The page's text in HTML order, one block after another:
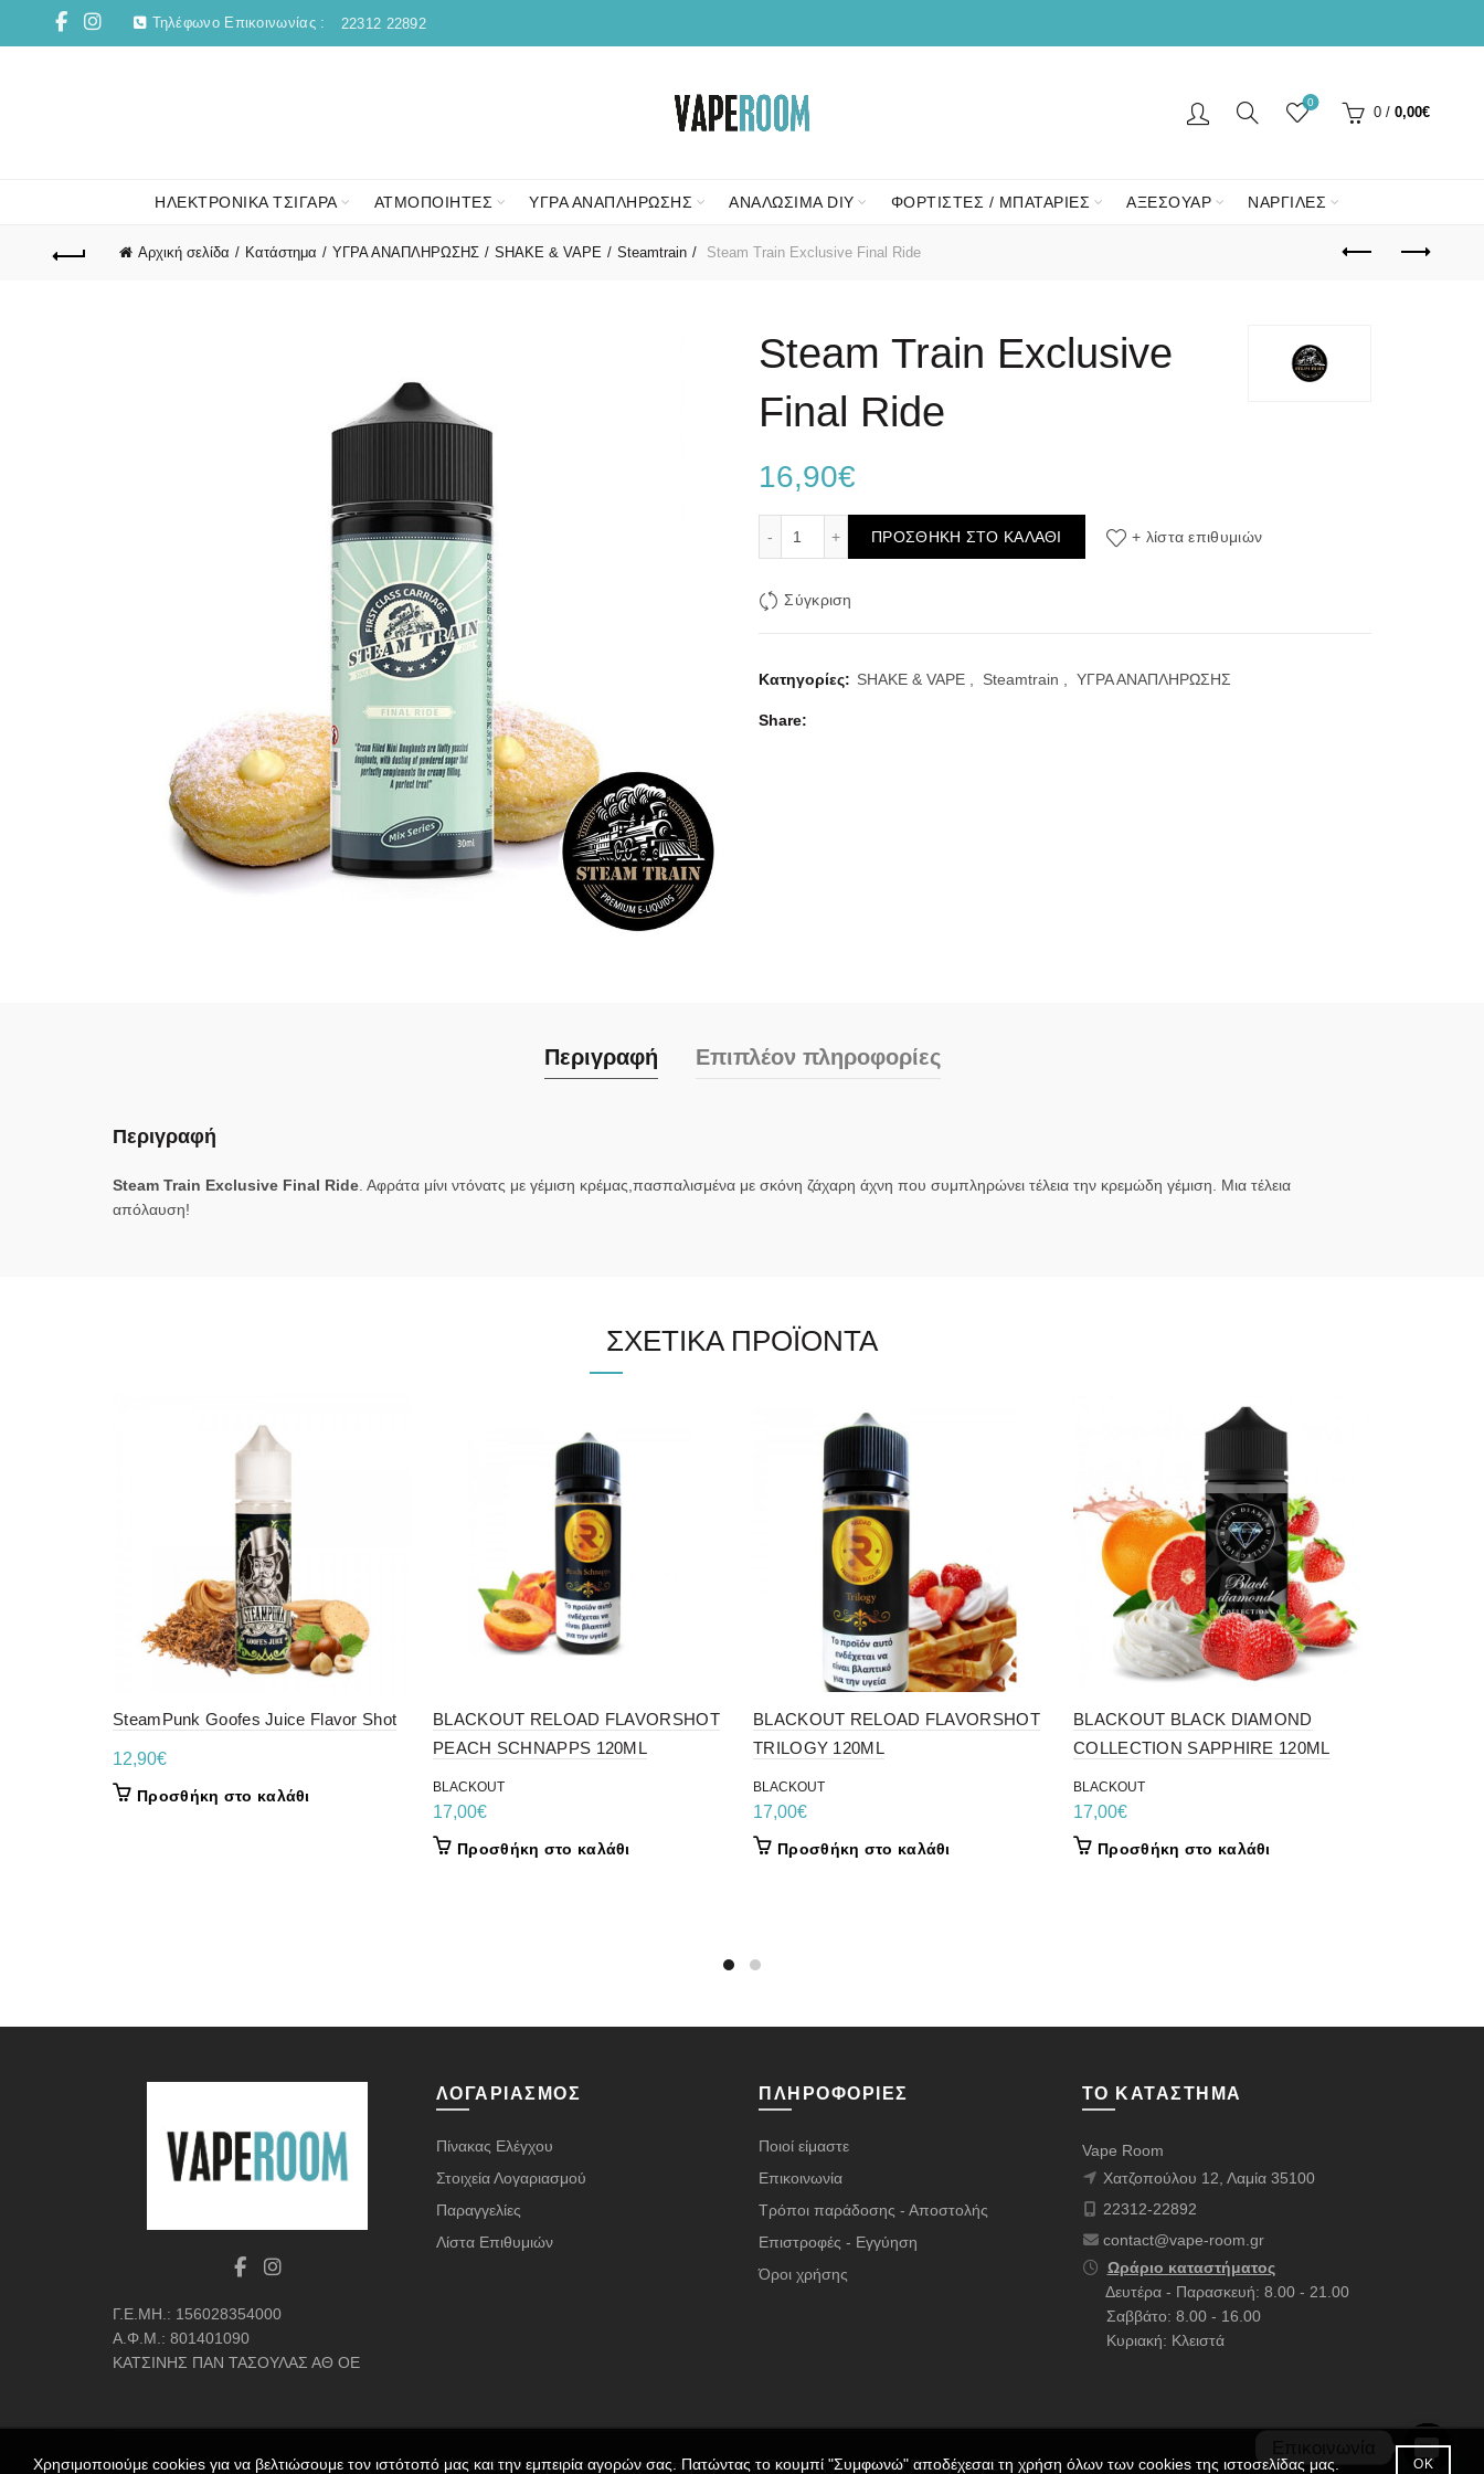
Τηλέφωνο Επικοινωνίας : 22312 22892
0
0 / 0,00€
ΗΛΕΚΤΡΟΝΙΚΑ ΤΣΙΓΑΡΑ ΑΤΜΟΠΟΙΗΤΕΣ ΥΓΡΑ ΑΝΑΠΛΗΡΩΣΗΣ ΑΝΑΛΩΣΙΜΑ DIY ΦΟΡΤΙΣΤΕΣ / ΜΠΑΤΑΡΙΕΣ ΑΞΕΣΟΥΑΡ ΝΑΡΓΙΛΕΣ
Αρχική σελίδα Κατάστημα ΥΓΡΑ ΑΝΑΠΛΗΡΩΣΗΣ SHAKE & VAPE Steamtrain Steam Train Exclusive Final Ride
Steam Train Exclusive
Final Ride
16,90€
ΠΡΟΣΘΉΚΗ ΣΤΟ ΚΑΛΆΘΙ + λίστα επιθυμιών
Σύγκριση
Κατηγορίες: SHAKE & VAPE Steamtrain ΥΓΡΑ ΑΝΑΠΛΗΡΩΣΗΣ
Share
Περιγραφή Επιπλέον πληροφορίες
Περιγραφή
Steam Train Exclusive Final Ride . Aφράτα μίνι ντόνατς με γέμιση κρέμας,πασπαλισμένα με σκόνη ζάχαρη άχνη που συμπληρώνει τέλεια την κρεμώδη γέμιση. Μια τέλεια
απόλαυση!
ΣΧΕΤΙΚΆ ΠΡΟΪΌΝΤΑ
SteamPunk Goofes Juice Flavor Shot
12,90€
Προσθήκη στο καλάθι
BLACKOUT RELOAD FLAVORSHOT
PEACH SCHNAPPS 120ML
BLACKOUT
17,00€
Προσθήκη στο καλάθι
BLACKOUT RELOAD FLAVORSHOT
TRILOGY 120ML
BLACKOUT
17,00€
Προσθήκη στο καλάθι
BLACKOUT BLACK DIAMOND
COLLECTION SAPPHIRE 120ML
BLACKOUT
17,00€
Προσθήκη στο καλάθι
Γ.Ε.ΜΗ.: 156028354000
Α.Φ.Μ.: 801401090
ΚΑΤΣΙΝΗΣ ΠΑΝ ΤΑΣΟΥΛΑΣ ΑΘ ΟΕ
ΛΟΓΑΡΙΑΣΜΌΣ
Πίνακας Ελέγχου
Στοιχεία Λογαριασμού
Παραγγελίες
Λίστα Επιθυμιών
ΠΛΗΡΟΦΟΡΊΕΣ
Ποιοί είμαστε
Επικοινωνία
Τρόποι παράδοσης - Αποστολής
Επιστροφές - Εγγύηση
Όροι χρήσης
ΤΟ ΚΑΤΆΣΤΗΜΑ
Vape Room
Χατζοπούλου 12, Λαμία 35100
22312-22892
contact@vape-room.gr
Ωράριο καταστήματος
Δευτέρα - Παρασκευή: 8.00 - 21.00
Σαββάτο: 8.00 - 16.00
Κυριακή: Κλειστά
© 2020 - 2026 Vape Room | Σχεδιάστηκε με ❤️ & Πολλούς ☕ από τον Παναγιώτη Σακαλάκη.
Χρησιμοποιούμε cookies για να βελτιώσουμε τον ιστότοπό μας και την εμπειρία αγορών σας. Πατώντας το κουμπί "Συμφωνώ" αποδέχεσαι τη χρήση όλων των cookies της ιστοσελίδας μας. ΟΚ